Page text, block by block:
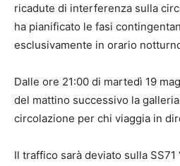
ricadute di interferenza sulla
ha pianificato le fasi
esclusivamente in orario
Dalle ore 21:00 di martedì 19
del mattino successivo la
circolazione per chi viaggia in
Il traffico sarà deviato sulla SS71